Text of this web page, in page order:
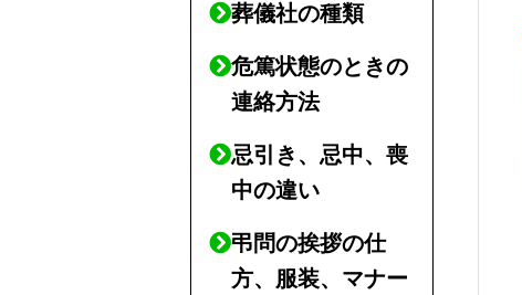
葬儀社の種類
危篤状態のときの
連絡方法
忌引き、忌中、喪
中の違い
弔問の挨拶の仕
方、服装、マナー